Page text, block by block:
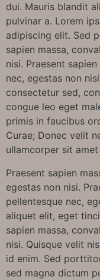
dui. Mauris blandit
pulvinar a. Lorem
adipiscing elit. Sed
sapien massa,
nisi. Praesent
nec, egestas non
consectetur sed,
congue leo eget
primis in faucibus
Curae; Donec velit
ullamcorper sit amet
Praesent sapien
egestas non nisi.
pellentesque nec,
aliquet elit, eget
sapien massa,
nisi. Quisque velit
id enim. Sed
sed magna dictum